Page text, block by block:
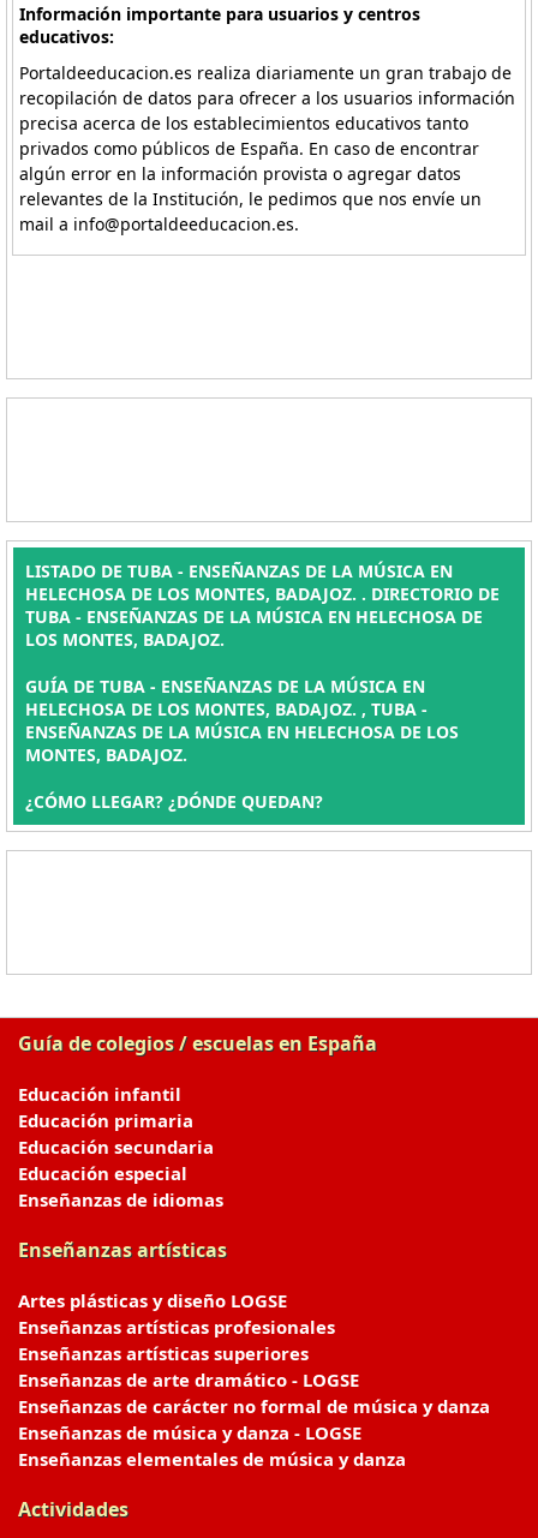
Información importante para usuarios y centros
educativos:
Portaldeeducacion.es realiza diariamente un gran trabajo de
recopilación de datos para ofrecer a los usuarios información
precisa acerca de los establecimientos educativos tanto
privados como públicos de España. En caso de encontrar
algún error en la información provista o agregar datos
relevantes de la Institución, le pedimos que nos envíe un
mail a info@portaldeeducacion.es.
LISTADO DE TUBA - ENSEÑANZAS DE LA MÚSICA EN
HELECHOSA DE LOS MONTES, BADAJOZ. . DIRECTORIO DE
TUBA - ENSEÑANZAS DE LA MÚSICA EN HELECHOSA DE
LOS MONTES, BADAJOZ.
GUÍA DE TUBA - ENSEÑANZAS DE LA MÚSICA EN
HELECHOSA DE LOS MONTES, BADAJOZ. , TUBA -
ENSEÑANZAS DE LA MÚSICA EN HELECHOSA DE LOS
MONTES, BADAJOZ.
¿CÓMO LLEGAR? ¿DÓNDE QUEDAN?
Guía de colegios / escuelas en España
Educación infantil
Educación primaria
Educación secundaria
Educación especial
Enseñanzas de idiomas
Enseñanzas artísticas
Artes plásticas y diseño LOGSE
Enseñanzas artísticas profesionales
Enseñanzas artísticas superiores
Enseñanzas de arte dramático - LOGSE
Enseñanzas de carácter no formal de música y danza
Enseñanzas de música y danza - LOGSE
Enseñanzas elementales de música y danza
Actividades